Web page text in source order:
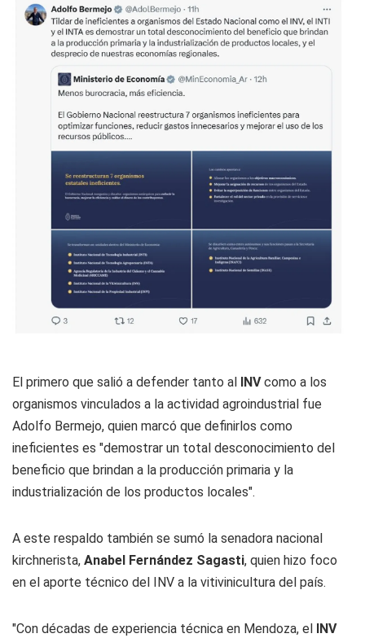
El primero que salió a defender tanto al INVcomo a los
organismos vinculados a la actividad agroindustrial fue
Adolfo Bermejo, quien marcó que definirlos como
ineficientes es "demostrar un total desconocimiento del
beneficio que brindan a la producción primaria y la
industrialización de los productos locales".
A este respaldo también se sumó la senadora nacional
kirchnerista, Anabel Fernández Sagasti, quien hizo foco
en el aporte técnico del INV a la vitivinicultura del país.
"Con décadas de experiencia técnica en Mendoza, el INV